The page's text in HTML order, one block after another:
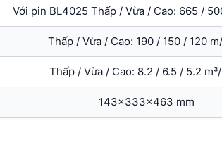
Với pin BL4025 Thấp / Vừa / Cao: 665 /
Thấp / Vừa / Cao: 190 / 150 / 120
Thấp / Vừa / Cao: 8.2 / 6.5 / 5.2
143x333x463 mm